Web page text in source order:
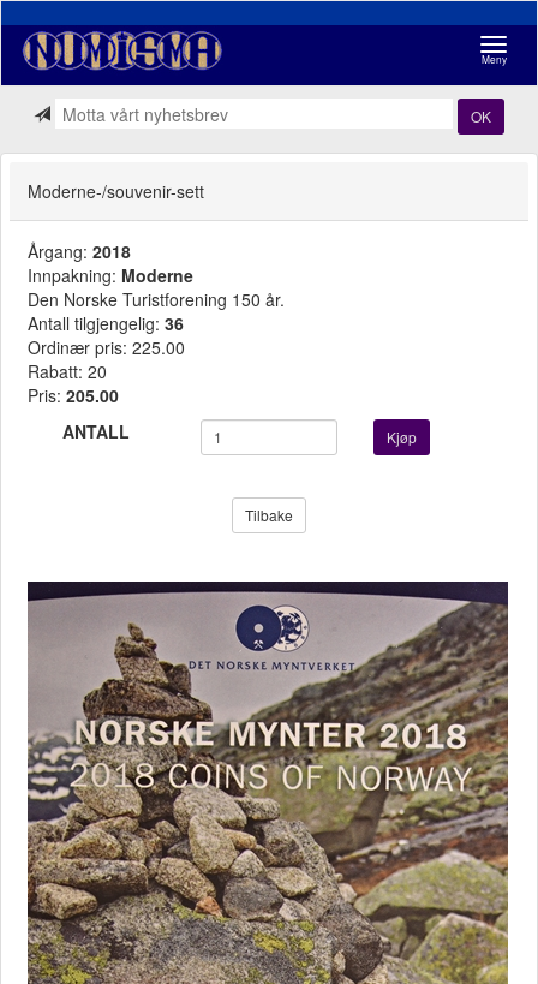
Meny
OK
Moderne-/souvenir-sett
Årgang: 2018
Innpakning: Moderne
Den Norske Turistforening 150 år.
Antall tilgjengelig: 36
Ordinær pris: 225.00
Rabatt: 20
Pris: 205.00
ANTALL
Kjøp
Tilbake